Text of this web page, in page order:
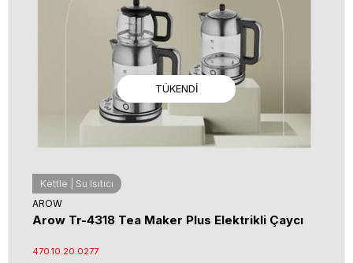
TÜKENDI
Kettle | Su Isıtıcı
AROW
Arow Tr-4318 Tea Maker Plus Elektrikli Çaycı
470.10.20.0277